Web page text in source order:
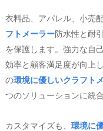
衣料品、アパレル、小売
フトメーラー防水性と耐
を保護します。強力な自
効率と顧客満足度が向上
の環境に優しいクラフト
つのソリューションに統合
カスタマイズも、 環境に